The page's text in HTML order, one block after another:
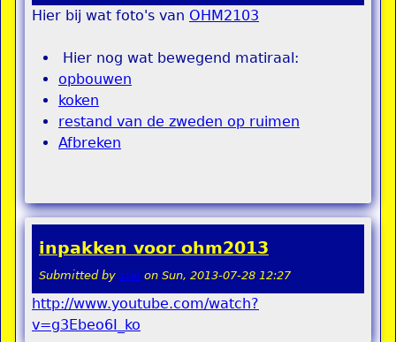
Hier bij wat foto's van OHM2103
Hier nog wat bewegend matiraal:
opbouwen
koken
restand van de zweden op ruimen
Afbreken
inpakken voor ohm2013
Submitted by stel on Sun, 2013-07-28 12:27
http://www.youtube.com/watch?
v=g3Ebeo6I_ko